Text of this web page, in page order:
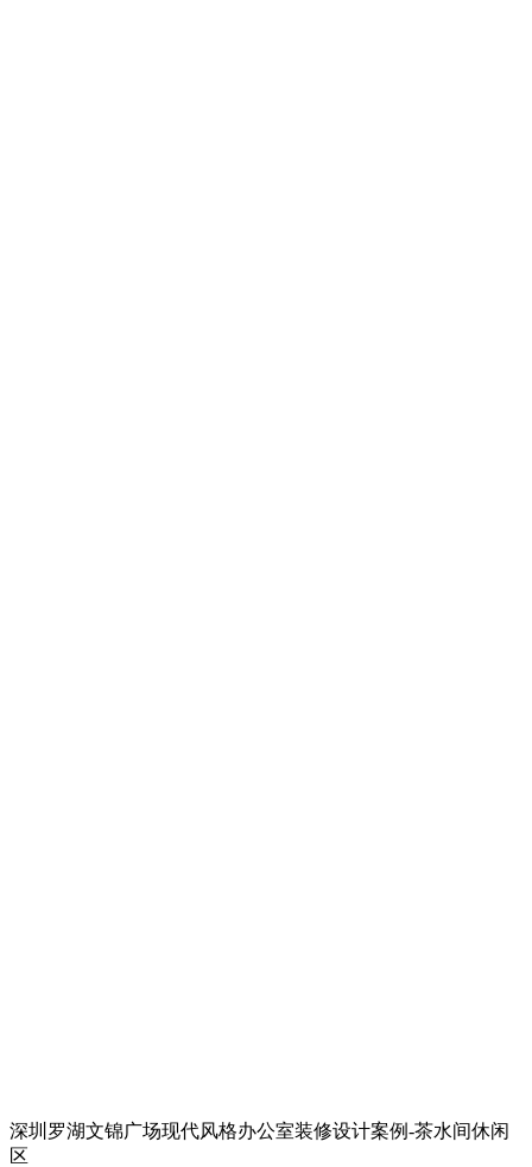
深圳罗湖文锦广场现代风格办公室装修设计案例-茶水间休闲
区